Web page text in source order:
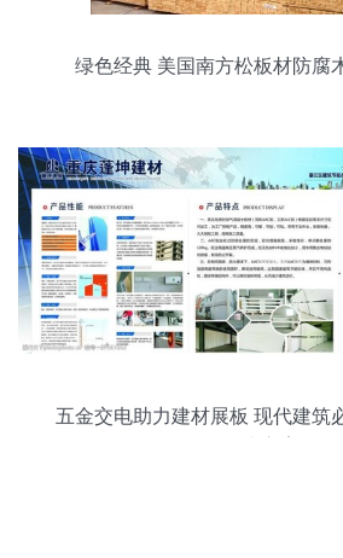
绿色经典 美国南方松板材防腐
五金交电助力建材展板 现代建筑